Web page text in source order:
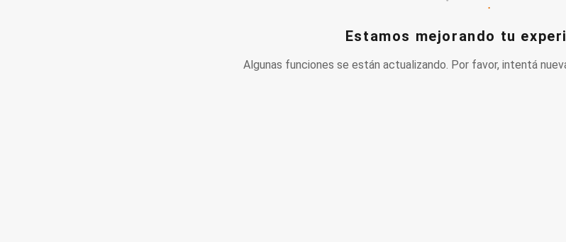
Estamos mejorando tu
Algunas funciones se están actualizando. Por favor, intentá